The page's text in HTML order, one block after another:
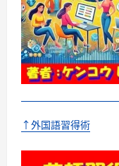
↑外国語習得術